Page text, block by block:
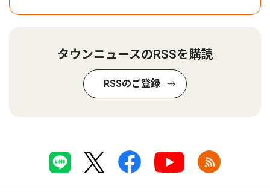
タウンニュースのRSSを購読
RSSのご登録